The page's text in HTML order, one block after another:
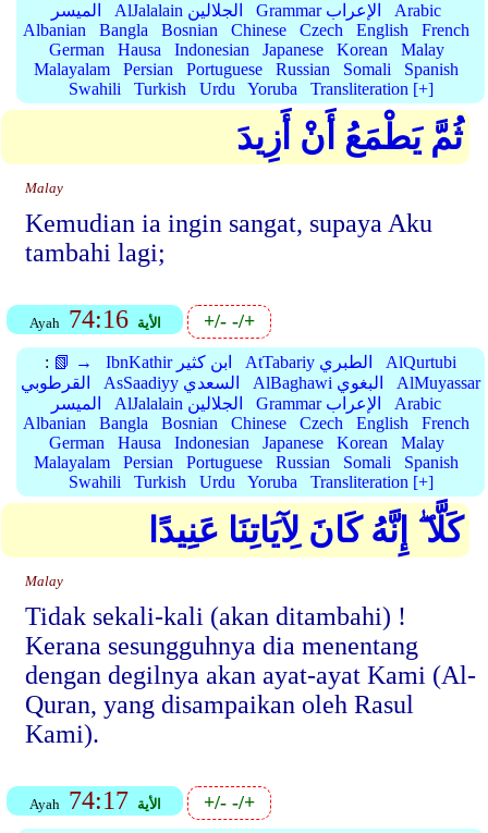
الميسر
AlJalalain الجلالين Grammar الإعراب
Arabic
Albanian
Bangla Bosnian Chinese Czech English
French
German
Hausa Indonesian Japanese Korean
Malay
Malayalam
Persian Portuguese Russian Somali
Spanish
Swahili
Turkish Urdu Yoruba Transliteration [+]
ثُمَّ يَطْمَعُ أَنْ أَزِيدَ
Malay
Kemudian ia ingin sangat, supaya Aku
tambahi lagi;
Ayah 74:16 الأية +/--/+
: 📗 → IbnKathir ابن كثير AtTabariy الطبري
AlQurtubi
القرطوبي
AsSaadiyy السعدي AlBaghawi البغوي
AlMuyassar
الميسر
AlJalalain الجلالين Grammar الإعراب
Arabic
Albanian
Bangla Bosnian Chinese Czech English
French
German
Hausa Indonesian Japanese Korean
Malay
Malayalam
Persian Portuguese Russian Somali
Spanish
Swahili
Turkish Urdu Yoruba Transliteration [+]
كَلَّا ۖ إِنَّهُ كَانَ لِآيَاتِنَا عَنِيدًا
Malay
Tidak sekali-kali (akan ditambahi) !
Kerana sesungguhnya dia menentang
dengan degilnya akan ayat-ayat Kami (Al-
Quran, yang disampaikan oleh Rasul
Kami).
Ayah 74:17 الأية +/--/+